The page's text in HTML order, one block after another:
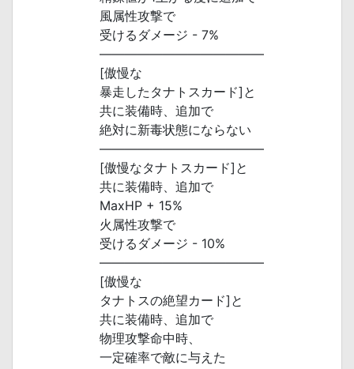
風属性攻撃で
受けるダメージ - 7%
―――――――――――――
[傲慢な
暴走したタナトスカード]と
共に装備時、追加で
絶対に新毒状態にならない
―――――――――――――
[傲慢なタナトスカード]と
共に装備時、追加で
MaxHP + 15%
火属性攻撃で
受けるダメージ - 10%
―――――――――――――
[傲慢な
タナトスの絶望カード]と
共に装備時、追加で
物理攻撃命中時、
一定確率で敵に与えた